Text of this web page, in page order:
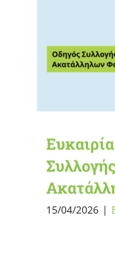
15/04/2026 |